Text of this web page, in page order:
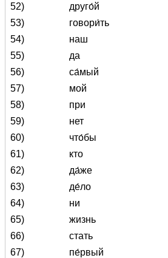
52)
друго́й
53)
говори́ть
54)
наш
55)
да
56)
са́мый
57)
мой
58)
при
59)
нет
60)
что́бы
61)
кто
62)
да́же
63)
де́ло
64)
ни
65)
жизнь
66)
стать
67)
пе́рвый